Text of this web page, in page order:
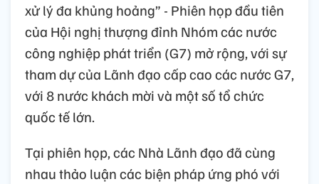
xử lý đa khủng hoảng” - Phiên họp đầu tiên
của Hội nghị thượng đỉnh Nhóm các nước
công nghiệp phát triển (G7) mở rộng, với sự
tham dự của Lãnh đạo cấp cao các nước G7,
với 8 nước khách mời và một số tổ chức
quốc tế lớn.
Tại phiên họp, các Nhà Lãnh đạo đã cùng
nhau thảo luận các biện pháp ứng phó với